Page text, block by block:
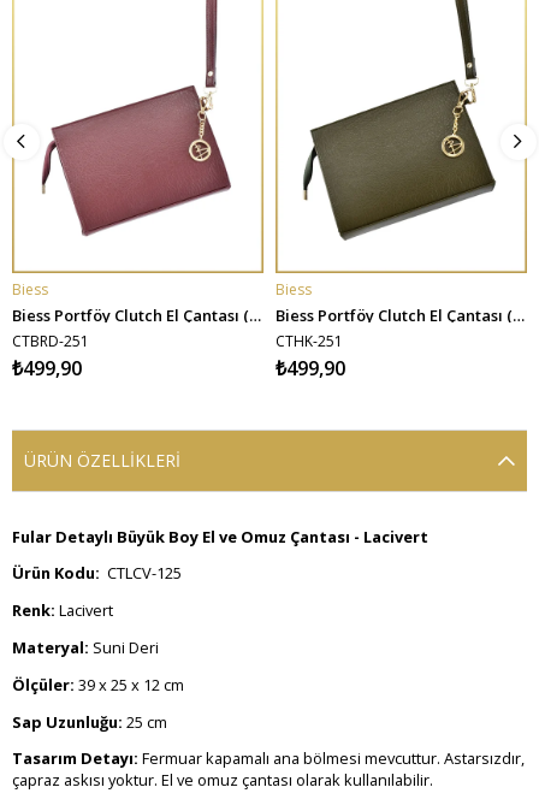
SEPETE EKLE
Biess
Biess Portföy Clutch El Çantası (Charm Hediyeli) - Bordo
CTBRD-251
₺499,90
SEPETE EKLE
Biess
Biess Portföy Clutch El Çantası (Charm Hediyeli) - Haki
CTHK-251
₺499,90
ÜRÜN ÖZELLIKLERI
Fular Detaylı Büyük Boy El ve Omuz Çantası - Lacivert
Ürün Kodu: CTLCV-125
Renk: Lacivert
Materyal: Suni Deri
Ölçüler: 39 x 25 x 12 cm
Sap Uzunluğu: 25 cm
Tasarım Detayı: Fermuar kapamalı ana bölmesi mevcuttur. Astarsızdır,
çapraz askısı yoktur. El ve omuz çantası olarak kullanılabilir.